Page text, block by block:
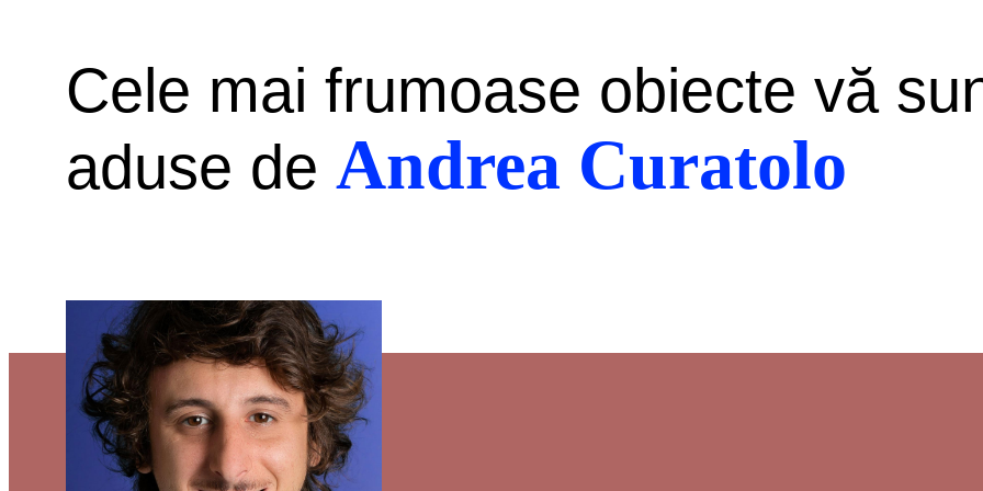
Cele mai frumoase obiecte vă
aduse de Andrea Curatolo